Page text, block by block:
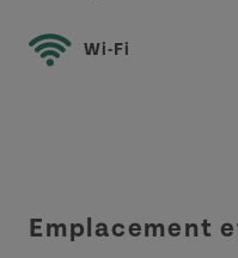
Wi-Fi
Emplacement